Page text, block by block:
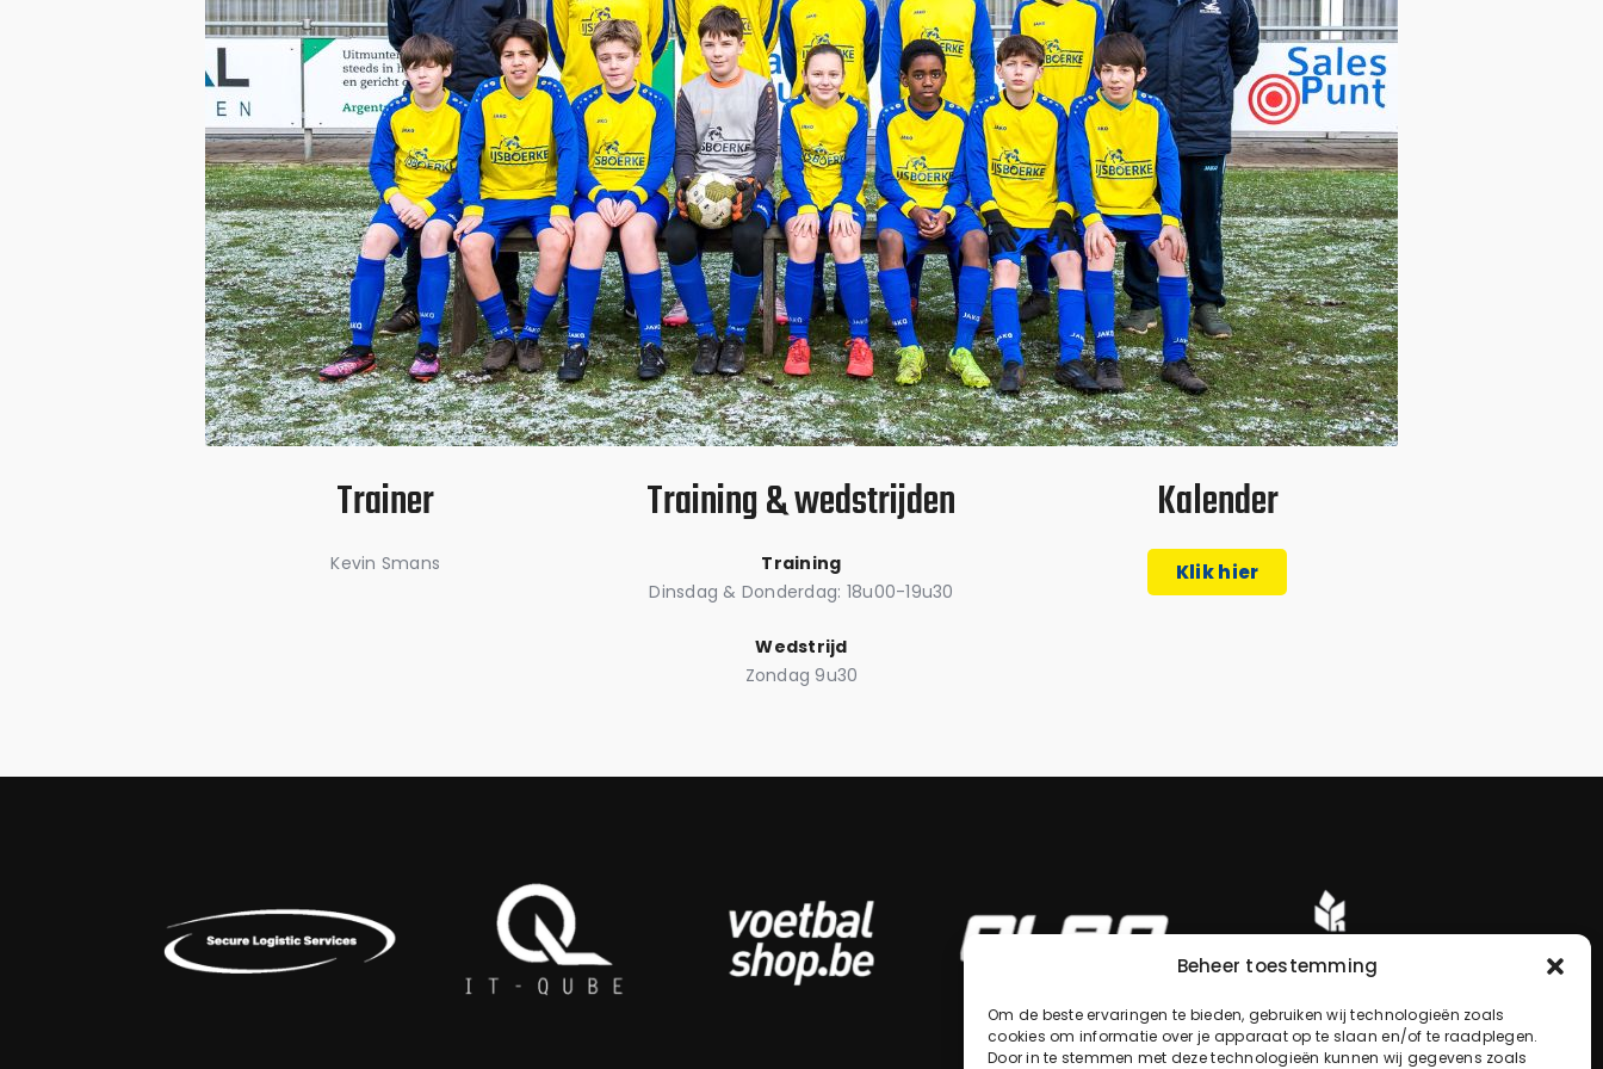
Beheer toestemming
Om de beste ervaringen te bieden, gebruiken wij technologieën zoals
cookies om informatie over je apparaat op te slaan en/of te raadplegen.
Door in te stemmen met deze technologieën kunnen wij gegevens zoals
Trainer
Kevin Smans
Training & wedstrijden
Training
Dinsdag & Donderdag: 18u00-19u30
Wedstrijd
Zondag 9u30
Kalender
Klik hier